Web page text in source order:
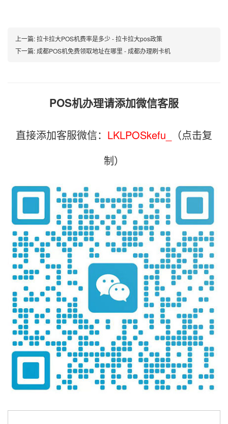
上一篇:拉卡拉大POS机费率是多少 - 拉卡拉大pos政策
下一篇: 成都POS机免费领取地址在哪里 - 成都办理刷卡机
POS机办理请添加微信客服
直接添加客服微信： LKLPOSkefu_
（点击复
制）